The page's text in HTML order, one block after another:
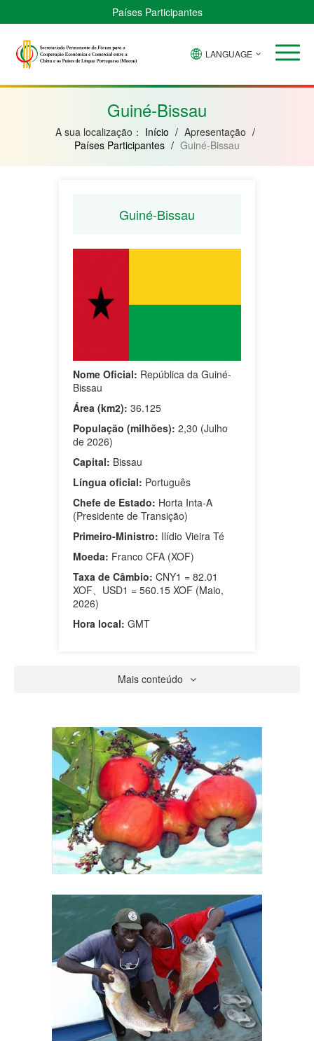
Países Participantes
Verde
Bissau
Guiné
Moçambique
LANGUAGE
Guiné-Bissau
A sua localização： Início / Apresentação /
Países Participantes / Guiné-Bissau
Guiné-Bissau
Nome Oficial: República da Guiné-
Bissau
Área (km2): 36.125
População (milhões): 2,30 (Julho
de 2026)
Capital: Bissau
Língua oficial: Português
Chefe de Estado: Horta Inta-A
(Presidente de Transição)
Primeiro-Ministro: Ilídio Vieira Té
Moeda: Franco CFA (XOF)
Taxa de Câmbio: CNY1 = 82.01
XOF、USD1 = 560.15 XOF (Maio,
2026)
Hora local: GMT
Mais conteúdo